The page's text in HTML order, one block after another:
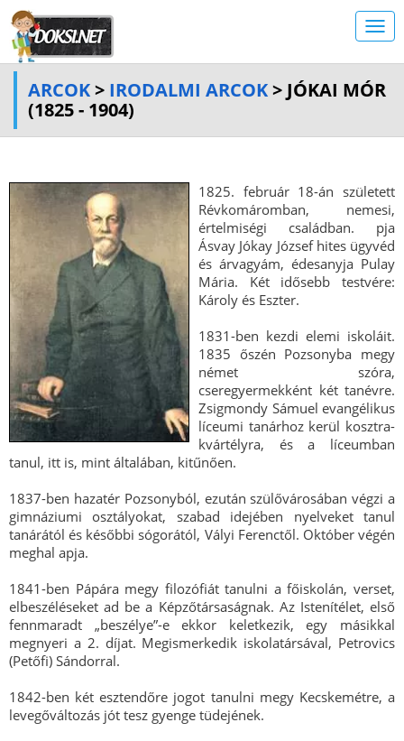
ARCOK> IRODALMI ARCOK> JÓKAI MÓR
(1825 - 1904)
1825. február 18-án született
Révkomáromban, nemesi,
értelmiségi családban. pja
Ásvay Jókay József hites ügyvéd
és árvagyám, édesanyja Pulay
Mária. Két idősebb testvére:
Károly és Eszter.
1831-ben kezdi elemi iskoláit.
1835 őszén Pozsonyba megy
német szóra,
cseregyermekként két tanévre.
Zsigmondy Sámuel evangélikus
líceumi tanárhoz kerül kosztra-
kvártélyra, és a líceumban
tanul, itt is, mint általában, kitűnően.
1837-ben hazatér Pozsonyból, ezután szülővárosában végzi a
gimnáziumi osztályokat, szabad idejében nyelveket tanul
tanárától és későbbi sógorától, Vályi Ferenctől. Október végén
meghal apja.
1841-ben Pápára megy filozófiát tanulni a főiskolán, verset,
elbeszéléseket ad be a Képzőtársaságnak. Az Istenítélet, első
fennmaradt „beszélye”-e ekkor keletkezik, egy másikkal
megnyeri a 2. díjat. Megismerkedik iskolatársával, Petrovics
(Petőfi) Sándorral.
1842-ben két esztendőre jogot tanulni megy Kecskemétre, a
levegőváltozás jót tesz gyenge tüdejének.